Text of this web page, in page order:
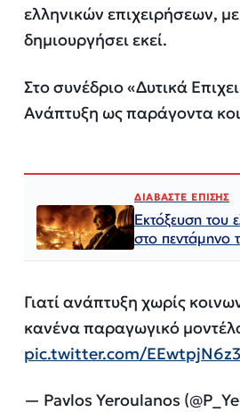
ελληνικών επιχειρήσεων,
δημιουργήσει εκεί.
Στο συνέδριο «Δυτικά
Ανάπτυξη ως παράγοντα
ΔΙΑΒΑΣΤΕ ΕΠΙΣΗΣ
Εκτόξευση του
στο πεντάμηνο
Γιατί ανάπτυξη χωρίς
κανένα παραγωγικό
pic.twitter.com/EEwtpjN6z3
— Pavlos Yeroulanos